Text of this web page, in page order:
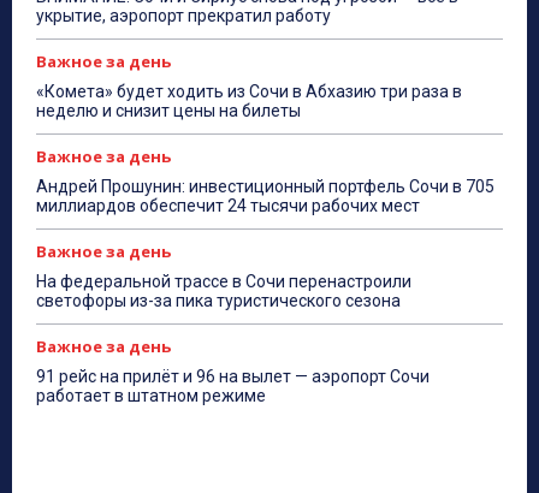
укрытие, аэропорт прекратил работу
Важное за день
«Комета» будет ходить из Сочи в Абхазию три раза в
неделю и снизит цены на билеты
Важное за день
Андрей Прошунин: инвестиционный портфель Сочи в 705
миллиардов обеспечит 24 тысячи рабочих мест
Важное за день
На федеральной трассе в Сочи перенастроили
светофоры из-за пика туристического сезона
Важное за день
91 рейс на прилёт и 96 на вылет — аэропорт Сочи
работает в штатном режиме